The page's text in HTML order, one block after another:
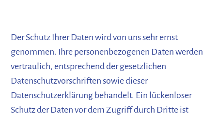
Der Schutz Ihrer Daten wird von uns sehr ernst
genommen. Ihre personenbezogenen Daten werden
vertraulich, entsprechend der gesetzlichen
Datenschutzvorschriften sowie dieser
Datenschutzerklärung behandelt. Ein lückenloser
Schutz der Daten vor dem Zugriff durch Dritte ist